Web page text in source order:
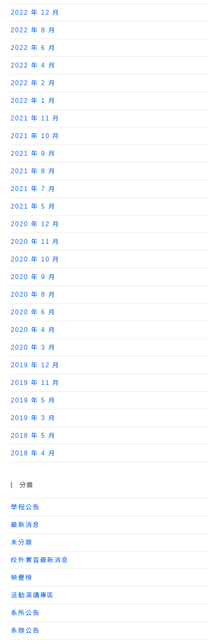
2022 年 12 月
2022 年 8 月
2022 年 6 月
2022 年 4 月
2022 年 2 月
2022 年 1 月
2021 年 11 月
2021 年 10 月
2021 年 9 月
2021 年 8 月
2021 年 7 月
2021 年 5 月
2020 年 12 月
2020 年 11 月
2020 年 10 月
2020 年 9 月
2020 年 8 月
2020 年 6 月
2020 年 4 月
2020 年 3 月
2019 年 12 月
2019 年 11 月
2019 年 5 月
2019 年 3 月
2018 年 5 月
2018 年 4 月
分類
學程公告
最新消息
未分類
校外實習最新消息
榮譽榜
活動演講專區
系所公告
系辦公告